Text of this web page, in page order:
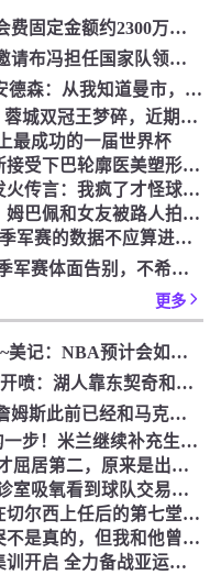
[你怎么看？]记者：阿尔马达转会费固定金额约2300万欧，外
[精彩资讯]斯基拉：意大利足协邀请布冯担任国家队领队，但遭到
【值得一看】第4轮曼市德比！安德森：从我知道曼市，曼城就是这
【精彩资讯】7月不胜！足球报：蓉城双冠王梦碎，近期成绩下滑要
最成功的一届世界杯
[体育视频]卧槽你是谁？维尼修斯接受下巴轮廓医美塑形，突然变
[世界杯]阿根廷总统回应对球员发火传言：我疯了才怪球员？全是
[体育头条]迈阿密真好玩！实拍：姆巴佩和女友被路人拍到在夜店
[今日视频]你认同吗❓️CBS嘉宾：季军赛的数据不应算进去，
【好看推荐】队报：德尚决心在季军赛体面告别，不希望以两连败收
更多
【体育资讯】詹姆斯已做出决定~美记：NBA预计会如期公布新赛
【集锦】没有老詹！帕金斯此前开喷：湖人靠东契奇和里夫斯没人会
[体育头条]多年夏季训练搭子！詹姆斯此前已经和马克西一同训练
【有道理嘛?】签字只是最简单的一步！米兰继续补充生力军！
【锡安】莫兰特这种天赋，19年才屈居第二，原来是出了锡安这个
【球迷看点】波什：15年血栓急诊室吸氧看到球队交易，我仍想复
[你怎么看？]青年才俊！阿隆索在切尔西上任后的第七堂训练课！
[篮球]林书豪此前：被科比喷到哭不是真的，但我和他曾五个月没
[球迷报道]中国三人女篮第四期集训开启 全力备战亚运会&奥运